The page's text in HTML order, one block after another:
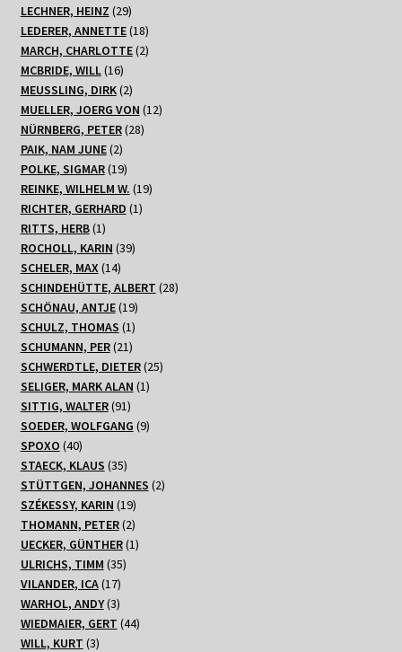
Produkte
LECHNER, HEINZ 2929
Produkte
LEDERER, ANNETTE 1818
Produkte
MARCH, CHARLOTTE 22
MCBRIDE, WILL 1616
Produkte
MEUSSLING, DIRK 22
Produkte
MUELLER, JOERG VON 1212
NÜRNBERG, PETER 2828
PAIK, NAM JUNE 22
Produkte
POLKE, SIGMAR 1919
Produkte
REINKE, WILHELM W. 1919
RICHTER, GERHARD 11
RITTS, HERB 11
Produkt
ROCHOLL, KARIN 3939
SCHELER, MAX 1414
Produkte
SCHINDEHÜTTE, ALBERT 2828
SCHÖNAU, ANTJE 1919
Produkte
SCHULZ, THOMAS 11
Produkt
SCHUMANN, PER 2121
Produkte
SCHWERDTLE, DIETER 2525
SELIGER, MARK ALAN 11
SITTIG, WALTER 9191
Produkte
SOEDER, WOLFGANG 99
SPOXO 4040
Produkte
STAECK, KLAUS 3535
Produkte
STÜTTGEN, JOHANNES 22
SZÉKESSY, KARIN 1919
Produkte
THOMANN, PETER 22
Produkte
UECKER, GÜNTHER 11
ULRICHS, TIMM 3535
VILANDER, ICA 1717
Produkte
WARHOL, ANDY 33
Produkte
WIEDMAIER, GERT 4444
WILL, KURT 33